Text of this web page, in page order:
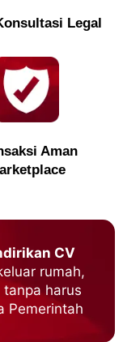
Legal
Aman
CV
rumah,
harus
Pemerintah